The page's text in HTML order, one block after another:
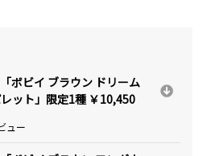
ボビイ ブラウン ドリーム
ット」限定1種 ￥10,450
ュー